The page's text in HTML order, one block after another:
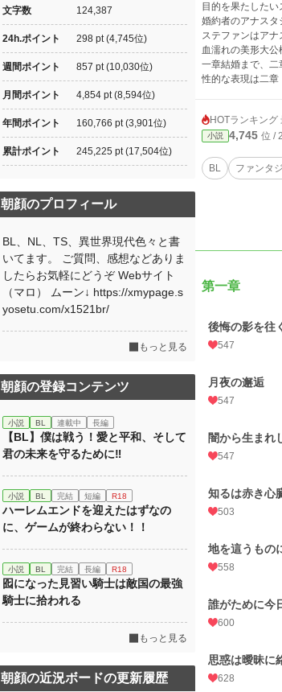
目的を果たした
婚約者のアナス
ステファンはアナ
血濡れの美形大
一章結婚まで、二
性的な表現は二章
HOTランキング
小説 4,745 位 /
BL ファンタ
第一章
後悔の影を往
547
月夜の邂逅
547
闇から生まれ
547
知るは赤き心
503
地を這うもの
558
誰がために今
600
思惑は曖昧に
628
文字数 124,387
24h.ポイント 298 pt (4,745位)
週間ポイント 857 pt (10,030位)
月間ポイント 4,854 pt (8,594位)
年間ポイント 160,766 pt (3,901位)
累計ポイント 245,225 pt (17,504位)
朝顔のプロフィール
BL、NL、TS、異世界現代色々と書
いてます。 ご質問、感想などありま
したらお気軽にどうぞ Webサイト
（マロ） ムーン↓ https://xmypage.s
yosetu.com/x1521br/
もっと見る
朝顔の登録コンテンツ
小説 BL 連載中 長編
【BL】僕は戦う！愛と平和、そして
君の未来を守るために‼︎
小説 BL 完結 短編 R18
ハーレムエンドを迎えたはずなの
に、ゲームが終わらない！！
小説 BL 完結 長編 R18
囮になった見習い騎士は敵国の最強
騎士に拾われる
もっと見る
朝顔の近況ボードの更新履歴